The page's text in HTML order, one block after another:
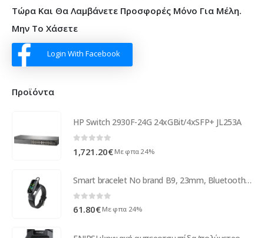
Τώρα Και Θα Λαμβάνετε Προσφορές Μόνο Για Μέλη.
Μην Το Χάσετε
Login With Facebook
Προϊόντα
HP Switch 2930F-24G 24xGBit/4xSFP+ JL253A
1,721.20€ Με φπα 24%
Smart bracelet No brand B9, 23mm, Bluetooth handsfree, IP52, Different colors - 73038
0out of 5
61.80€ Με φπα 24%